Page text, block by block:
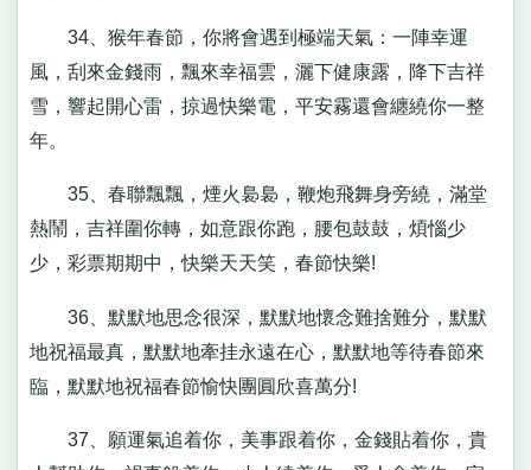
34、猴年春節，你將會遇到極端天氣：一陣幸運
風，刮來金錢雨，飄來幸福雲，灑下健康露，降下吉祥
雪，響起開心雷，掠過快樂電，平安霧還會纏繞你一整
年。
35、春聯飄飄，煙火裊裊，鞭炮飛舞身旁繞，滿堂
熱鬧，吉祥圍你轉，如意跟你跑，腰包鼓鼓，煩惱少
少，彩票期期中，快樂天天笑，春節快樂!
36、默默地思念很深，默默地懷念難捨難分，默默
地祝福最真，默默地牽挂永遠在心，默默地等待春節來
臨，默默地祝福春節愉快團圓欣喜萬分!
37、願運氣追着你，美事跟着你，金錢貼着你，貴